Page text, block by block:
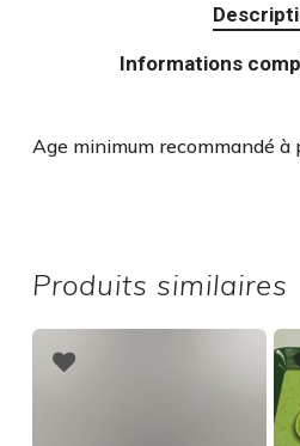
Informations
Age minimum recommandé à
Produits similaires